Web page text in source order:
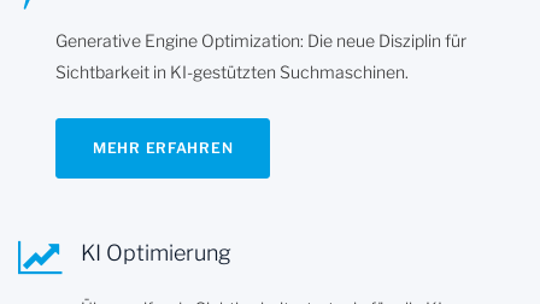
Generative Engine Optimization: Die neue Disziplin für
Sichtbarkeit in KI-gestützten Suchmaschinen.
MEHR ERFAHREN
KI Optimierung